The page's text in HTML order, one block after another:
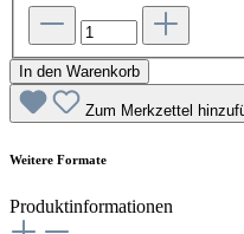
In den Warenkorb
Zum Merkzettel
Weitere Formate
Produktinformationen